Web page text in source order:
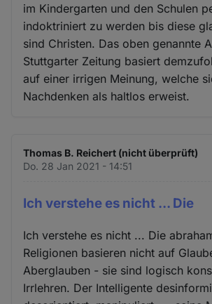
im Kindergarten und den Schulen
indoktriniert zu werden bis diese
sind Christen. Das oben genannte
Stuttgarter Zeitung basiert
auf einer irrigen Meinung, welche
Nachdenken als haltlos erweist.
Thomas B. Reichert (nicht überprüft)
Do. 28 Jan 2021 - 14:51
Ich verstehe es nicht ... Die
Ich verstehe es nicht ... Die
Religionen basieren nicht auf
Aberglauben - sie sind logisch
Irrlehren. Der Intelligente